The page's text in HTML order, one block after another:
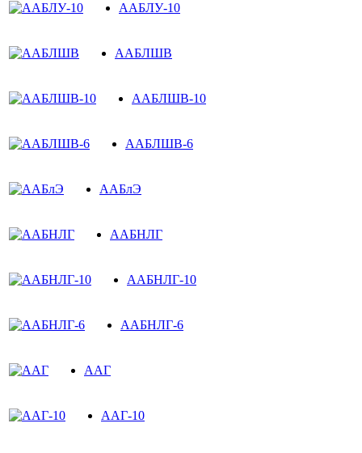
ААБЛУ-10
ААБЛШВ
ААБЛШВ-10
ААБЛШВ-6
ААБлЭ
ААБНЛГ
ААБНЛГ-10
ААБНЛГ-6
ААГ
ААГ-10